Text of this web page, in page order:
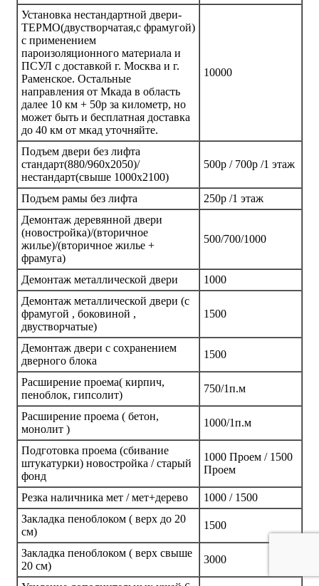
Установка нестандартной двери-
ТЕРМО(двустворчатая,с фрамугой)
с применением
пароизоляционного материала и
ПСУЛ с доставкой г. Москва и г.
Раменское. Остальные
направления от Мкада в область
далее 10 км + 50р за километр, но
может быть и бесплатная доставка
до 40 км от мкад уточняйте.
10000
Подъем двери без лифта
стандарт(880/960х2050)/
нестандарт(свыше 1000х2100)
500р / 700р /1 этаж
Подъем рамы без лифта
250р /1 этаж
Демонтаж деревянной двери
(новостройка)/(вторичное
жилье)/(вторичное жилье +
фрамуга)
500/700/1000
Демонтаж металлической двери
1000
Демонтаж металлической двери (с
фрамугой , боковиной ,
двустворчатые)
1500
Демонтаж двери с сохранением
дверного блока
1500
Расширение проема( кирпич,
пеноблок, гипсолит)
750/1п.м
Расширение проема ( бетон,
монолит )
1000/1п.м
Подготовка проема (сбивание
штукатурки) новостройка / старый
фонд
1000 Проем / 1500
Проем
Резка наличника мет / мет+дерево
1000 / 1500
Закладка пеноблоком ( верх до 20
см)
1500
Закладка пеноблоком ( верх свыше
20 см)
3000